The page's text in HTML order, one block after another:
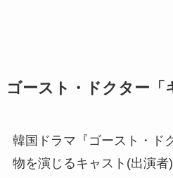
ゴースト・ドクター「
韓国ドラマ『ゴースト・ド
物を演じるキャスト(出演者)